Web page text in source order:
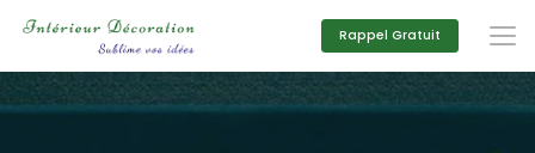
principal
Rappel Gratuit